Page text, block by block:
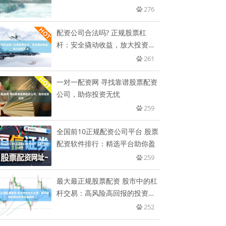
276
配资公司合法吗? 正规股票杠
杆：安全撬动收益，放大投资机
261
一对一配资网 寻找靠谱股票配资
公司，助你投资无忧
259
全国前10正规配资公司平台 股票
配资软件排行：精选平台助你盈
259
最大最正规股票配资 股市中的杠
杆交易：高风险高回报的投资策
252